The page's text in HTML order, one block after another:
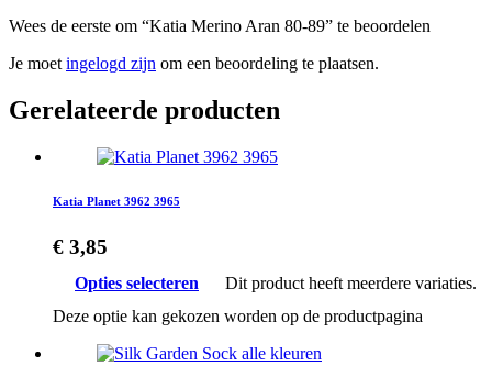
Wees de eerste om “Katia Merino Aran 80-89” te beoordelen
Je moet ingelogd zijn om een beoordeling te plaatsen.
Gerelateerde producten
Katia Planet 3962 3965
€ 3,85
Opties selecteren
Dit product heeft meerdere variaties.
Deze optie kan gekozen worden op de productpagina